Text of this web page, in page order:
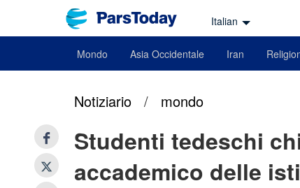
Italian
Mondo Asia Occidentale Iran
Notiziario / mondo
Studenti tedeschi
accademico delle